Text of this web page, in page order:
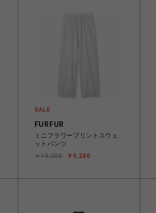
FURFUR
ミニフラワープリントスウェ
ットパンツ
￥9,240
￥13,200